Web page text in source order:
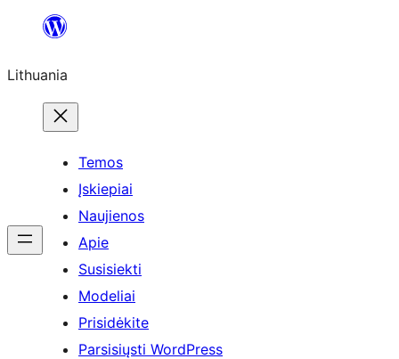
turinio
Lithuania
Temos
Įskiepiai
Naujienos
Apie
Susisiekti
Modeliai
Prisidėkite
Parsisiųsti WordPress